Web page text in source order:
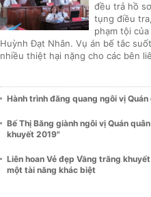
đều trả hồ
tụng điều
phạm tội
Huỳnh Đạt Nhân. Vụ án bế tắc
nhiều thiệt hại nặng cho các bên
Hành trình đăng quang ngôi vị Quán
Bế Thị Băng giành ngôi vị Quán
khuyết 2019"
Liên hoan Vẻ đẹp Vầng trăng
một tài năng khác biệt